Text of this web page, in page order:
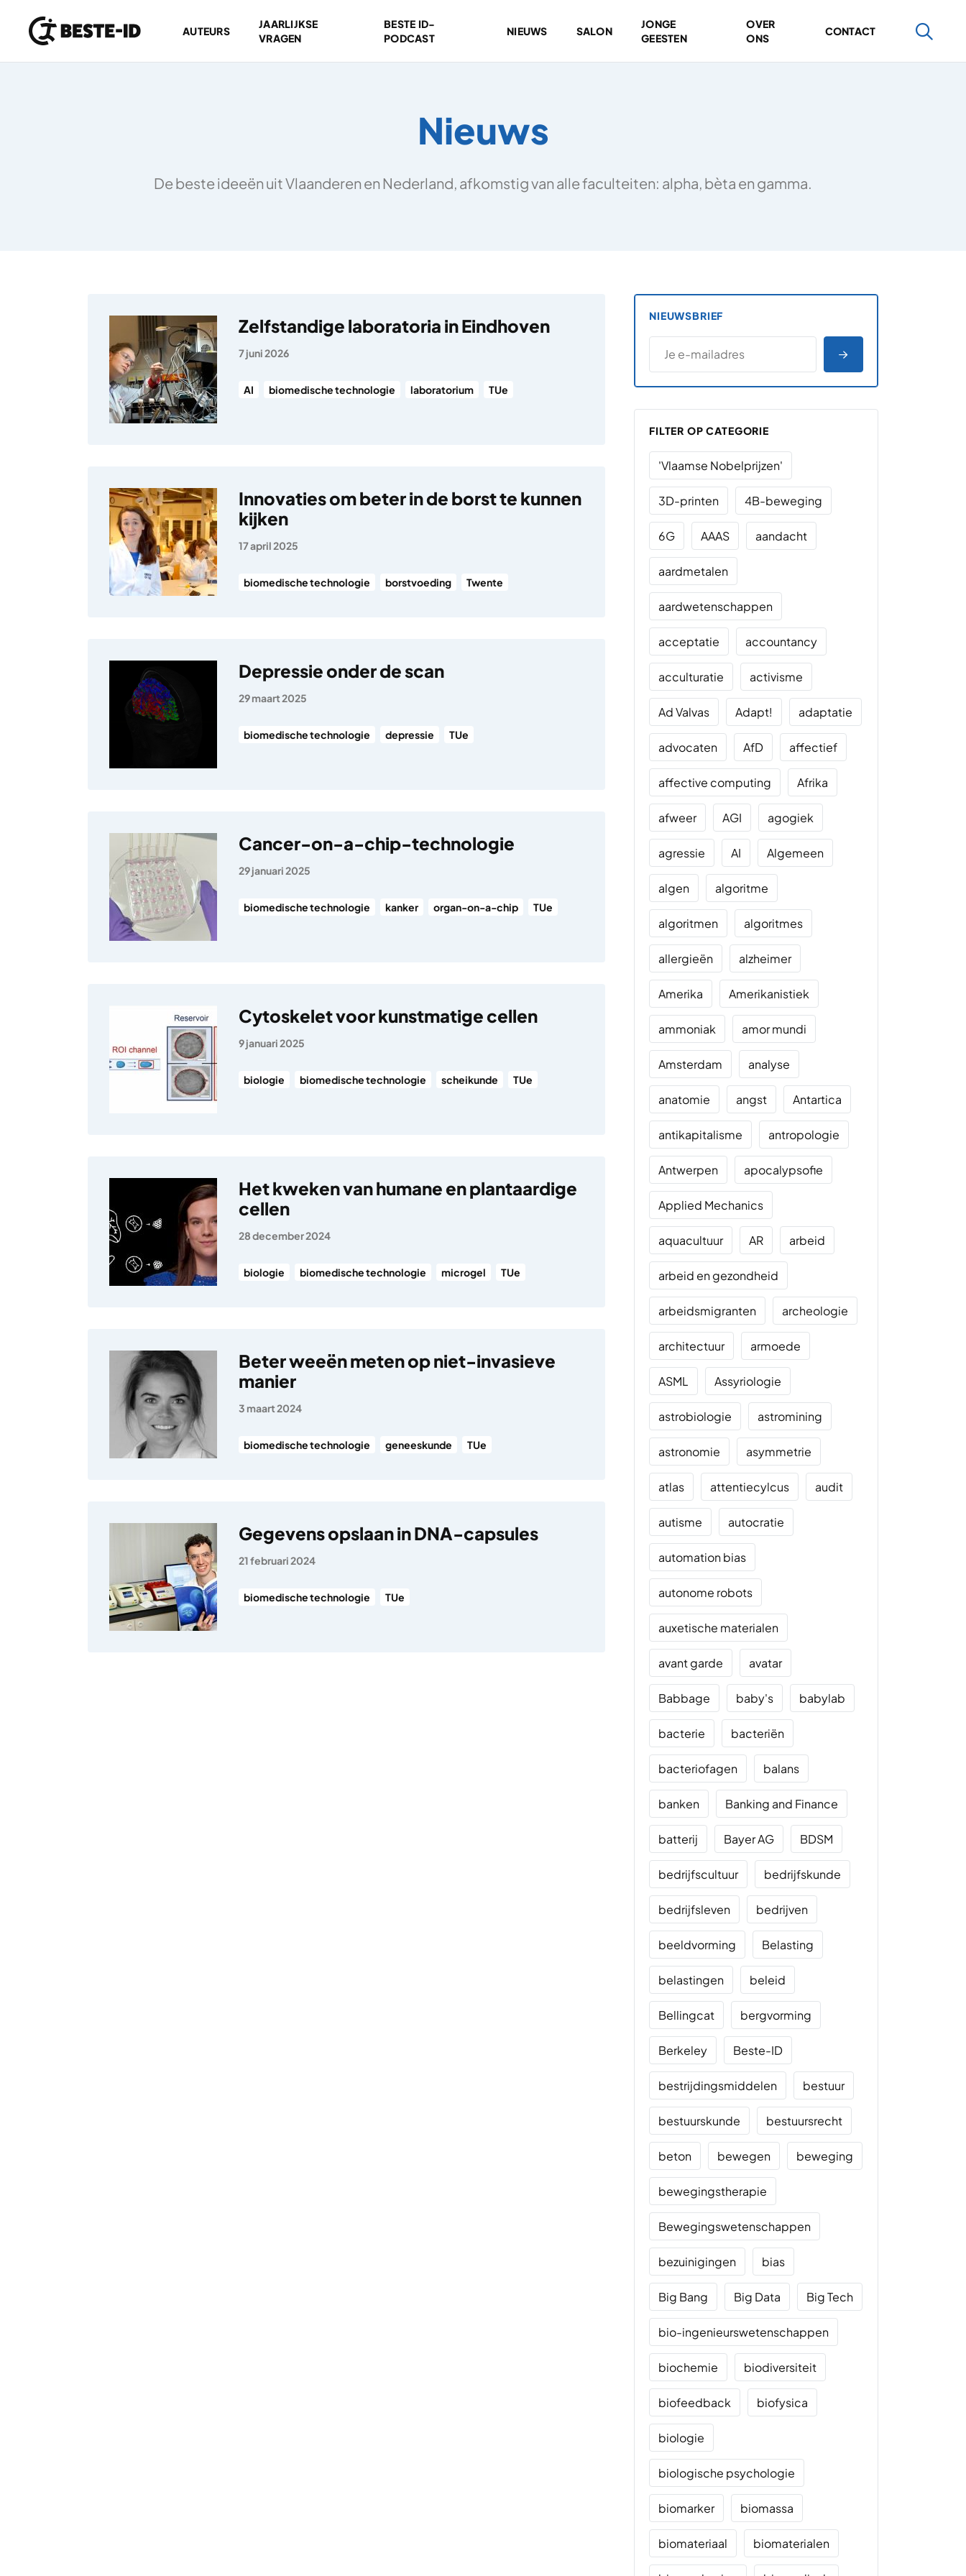
Ga naar inhoud
AUTEURS
JAARLIJKSE
VRAGEN
BESTE ID-
PODCAST
NIEUWS SALON
JONGE
GEESTEN
OVER
ONS
CONTACT
Nieuws
De beste ideeën uit Vlaanderen en Nederland, afkomstig van alle faculteiten: alpha, bèta en gamma.
Zelfstandige laboratoria in Eindhoven
7 juni 2026
AI biomedische technologie laboratorium TUe
Innovaties om beter in de borst te kunnen
kijken
17 april 2025
biomedische technologie borstvoeding Twente
Depressie onder de scan
29 maart 2025
biomedische technologie depressie TUe
Cancer-on-a-chip-technologie
29 januari 2025
biomedische technologie kanker organ-on-a-chip TUe
​​Cytoskelet voor kunstmatige cellen
9 januari 2025
biologie biomedische technologie scheikunde TUe
Het kweken van humane en plantaardige
cellen
28 december 2024
biologie biomedische technologie microgel TUe
Beter weeën meten op niet-invasieve
manier
3 maart 2024
biomedische technologie geneeskunde TUe
Gegevens opslaan in DNA-capsules
21 februari 2024
biomedische technologie TUe
NIEUWSBRIEF
E-MAILADRES
*
AANMELDEN
FILTER OP CATEGORIE
'Vlaamse Nobelprijzen'
3D-printen 4B-beweging
6G AAAS aandacht
aardmetalen
aardwetenschappen
acceptatie accountancy
acculturatie activisme
Ad Valvas Adapt! adaptatie
advocaten AfD affectief
affective computing Afrika
afweer AGI agogiek
agressie AI Algemeen
algen algoritme
algoritmen algoritmes
allergieën alzheimer
Amerika Amerikanistiek
ammoniak amor mundi
Amsterdam analyse
anatomie angst Antartica
antikapitalisme antropologie
Antwerpen apocalypsofie
Applied Mechanics
aquacultuur AR arbeid
arbeid en gezondheid
arbeidsmigranten archeologie
architectuur armoede
ASML Assyriologie
astrobiologie astromining
astronomie asymmetrie
atlas attentiecylcus audit
autisme autocratie
automation bias
autonome robots
auxetische materialen
avant garde avatar
Babbage baby's babylab
bacterie bacteriën
bacteriofagen balans
banken Banking and Finance
batterij Bayer AG BDSM
bedrijfscultuur bedrijfskunde
bedrijfsleven bedrijven
beeldvorming Belasting
belastingen beleid
Bellingcat bergvorming
Berkeley Beste-ID
bestrijdingsmiddelen bestuur
bestuurskunde bestuursrecht
beton bewegen beweging
bewegingstherapie
Bewegingswetenschappen
bezuinigingen bias
Big Bang Big Data Big Tech
bio-ingenieurswetenschappen
biochemie biodiversiteit
biofeedback biofysica
biologie
biologische psychologie
biomarker biomassa
biomateriaal biomaterialen